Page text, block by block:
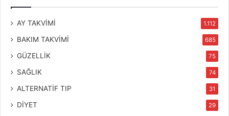
AY TAKVİMİ 1.112
BAKIM TAKVİMİ 685
GÜZELLİK 75
SAĞLIK 74
ALTERNATİF TIP 31
DİYET 29